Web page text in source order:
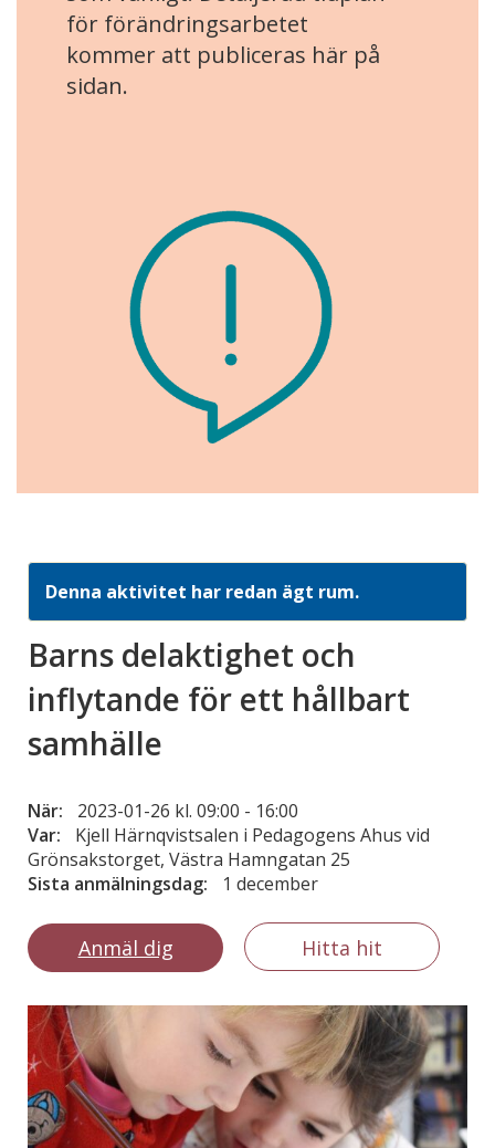
för förändringsarbetet
kommer att publiceras här på
sidan.
Denna aktivitet har redan ägt rum.
Barns delaktighet och
inflytande för ett hållbart
samhälle
När: 2023-01-26 kl. 09:00 - 16:00
Var:
Kjell Härnqvistsalen i Pedagogens Ahus vid
Grönsakstorget, Västra Hamngatan 25
Sista anmälningsdag:
1 december
Anmäl dig Hitta hit